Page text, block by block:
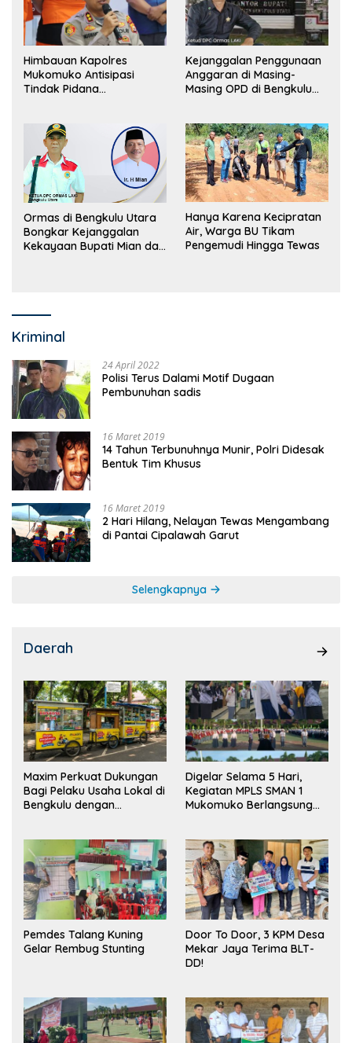
Himbauan Kapolres
Mukomuko Antisipasi
Tindak Pidana
Kejanggalan Penggunaan
Anggaran di Masing-
Masing OPD di Bengkulu
Ormas di Bengkulu Utara
Bongkar Kejanggalan
Kekayaan Bupati Mian dan
Hanya Karena Kecipratan
Air, Warga BU Tikam
Pengemudi Hingga Tewas
Kriminal
24 April 2022
Polisi Terus Dalami Motif Dugaan
Pembunuhan sadis
16 Maret 2019
14 Tahun Terbunuhnya Munir, Polri Didesak
Bentuk Tim Khusus
16 Maret 2019
2 Hari Hilang, Nelayan Tewas Mengambang
di Pantai Cipalawah Garut
Selengkapnya
Daerah
Maxim Perkuat Dukungan
Bagi Pelaku Usaha Lokal di
Bengkulu dengan
Pasar
Digelar Selama 5 Hari,
Kegiatan MPLS SMAN 1
Mukomuko Berlangsung
Pemdes Talang Kuning
Gelar Rembug Stunting
Door To Door, 3 KPM Desa
Mekar Jaya Terima BLT-
DD!